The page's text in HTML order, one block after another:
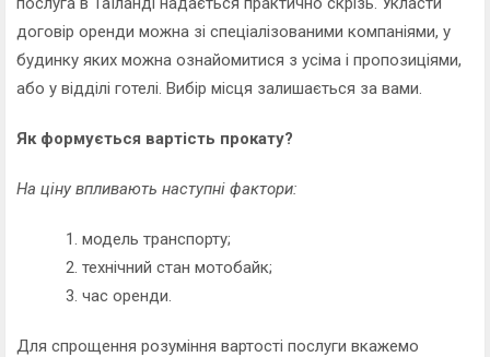
договір оренди можна зі спеціалізованими компаніями, у
будинку яких можна ознайомитися з усіма і пропозиціями,
або у відділі готелі. Вибір місця залишається за вами.
Як формується вартість прокату?
На ціну впливають наступні фактори:
модель транспорту;
технічний стан мотобайк;
час оренди.
Для спрощення розуміння вартості послуги вкажемо